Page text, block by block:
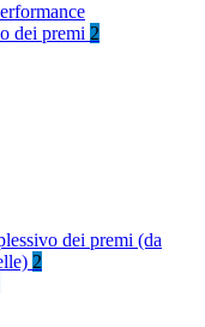
dei premi 2
dei premi (da
2